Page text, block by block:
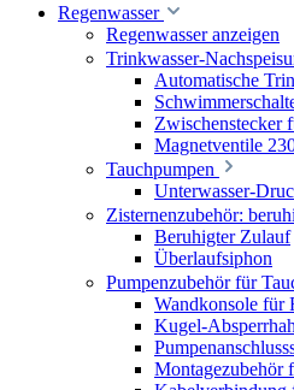
Regenwasser
Regenwasser anzeigen
Trinkwasser-
Automatische
Zwischenstecker
Magnetventile
Tauchpumpen
Unterwasser-
Zisternenzubehör:
Beruhigter Zulauf
Überlaufsiphon
Pumpenzubehör für
Wandkonsole für
Kugel-
Montagezubehör